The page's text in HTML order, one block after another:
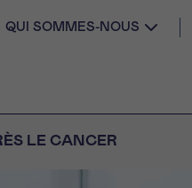
QUI SOMMES-NOUS
LE CANCER